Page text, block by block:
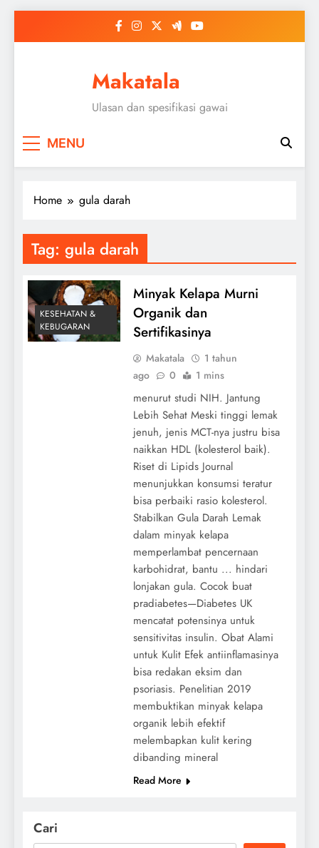
Makatala
Ulasan dan spesifikasi gawai
MENU
Home gula darah
Tag: gula darah
KESEHATAN &
KEBUGARAN
Minyak Kelapa Murni
Organik dan
Sertifikasinya
Makatala
1 tahun
ago
0 1 mins
menurut studi NIH. Jantung
Lebih Sehat Meski tinggi lemak
jenuh, jenis MCT-nya justru bisa
naikkan HDL (kolesterol baik).
Riset di Lipids Journal
menunjukkan konsumsi teratur
bisa perbaiki rasio kolesterol.
Stabilkan Gula Darah Lemak
dalam minyak kelapa
memperlambat pencernaan
karbohidrat, bantu ... hindari
lonjakan gula. Cocok buat
pradiabetes—Diabetes UK
mencatat potensinya untuk
sensitivitas insulin. Obat Alami
untuk Kulit Efek antiinflamasinya
bisa redakan eksim dan
psoriasis. Penelitian 2019
membuktikan minyak kelapa
organik lebih efektif
melembapkan kulit kering
dibanding mineral
Read More
Cari